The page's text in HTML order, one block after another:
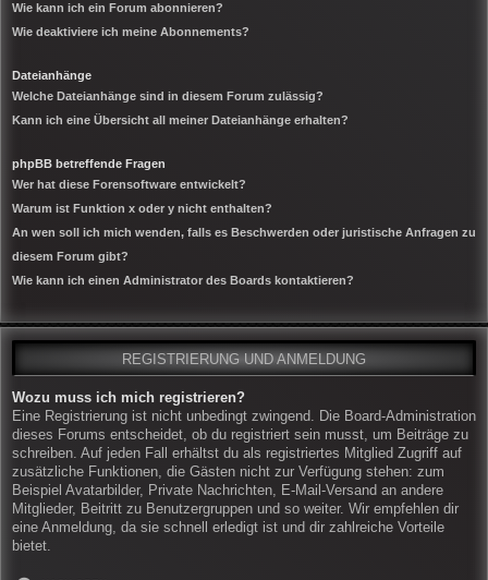
Wie kann ich ein Forum abonnieren?
Wie deaktiviere ich meine Abonnements?
Dateianhänge
Welche Dateianhänge sind in diesem Forum zulässig?
Kann ich eine Übersicht all meiner Dateianhänge erhalten?
phpBB betreffende Fragen
Wer hat diese Forensoftware entwickelt?
Warum ist Funktion x oder y nicht enthalten?
An wen soll ich mich wenden, falls es Beschwerden oder juristische Anfragen zu
diesem Forum gibt?
Wie kann ich einen Administrator des Boards kontaktieren?
REGISTRIERUNG UND ANMELDUNG
Wozu muss ich mich registrieren?
Eine Registrierung ist nicht unbedingt zwingend. Die Board-Administration
dieses Forums entscheidet, ob du registriert sein musst, um Beiträge zu
schreiben. Auf jeden Fall erhältst du als registriertes Mitglied Zugriff auf
zusätzliche Funktionen, die Gästen nicht zur Verfügung stehen: zum
Beispiel Avatarbilder, Private Nachrichten, E-Mail-Versand an andere
Mitglieder, Beitritt zu Benutzergruppen und so weiter. Wir empfehlen dir
eine Anmeldung, da sie schnell erledigt ist und dir zahlreiche Vorteile
bietet.